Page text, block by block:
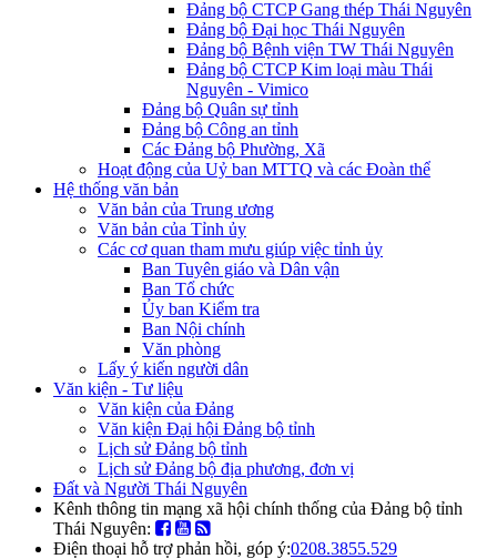
Đảng bộ CTCP Gang thép Thái Nguyên
Đảng bộ Đại học Thái Nguyên
Đảng bộ Bệnh viện TW Thái Nguyên
Đảng bộ CTCP Kim loại màu Thái
Nguyên - Vimico
Đảng bộ Quân sự tỉnh
Đảng bộ Công an tỉnh
Các Đảng bộ Phường, Xã
Hoạt động của Uỷ ban MTTQ và các Đoàn thể
Hệ thống văn bản
Văn bản của Trung ương
Văn bản của Tỉnh ủy
Các cơ quan tham mưu giúp việc tỉnh ủy
Ban Tuyên giáo và Dân vận
Ban Tổ chức
Ủy ban Kiểm tra
Ban Nội chính
Văn phòng
Lấy ý kiến người dân
Văn kiện - Tư liệu
Văn kiện của Đảng
Văn kiện Đại hội Đảng bộ tỉnh
Lịch sử Đảng bộ tỉnh
Lịch sử Đảng bộ địa phương, đơn vị
Đất và Người Thái Nguyên
Kênh thông tin mạng xã hội chính thống của Đảng bộ tỉnh
Thái Nguyên:
Điện thoại hỗ trợ phản hồi, góp ý:0208.3855.529